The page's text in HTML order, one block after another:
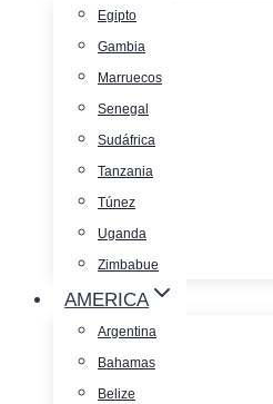
Egipto
Gambia
Marruecos
Senegal
Sudáfrica
Tanzania
Túnez
Uganda
Zimbabue
AMERICA
Argentina
Bahamas
Belize